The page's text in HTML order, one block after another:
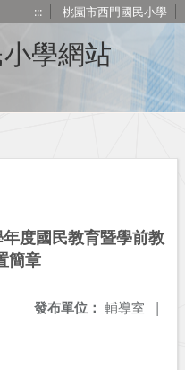
::: 桃園市西門國民小學
度國民教育暨學前教
簡章
發布單位： 輔導室 |